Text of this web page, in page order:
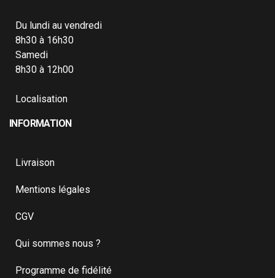
Du lundi au vendredi
8h30 à 16h30
Samedi
8h30 à 12h00
Localisation
INFORMATION
Livraison
Mentions légales
CGV
Qui sommes nous ?
Programme de fidélité